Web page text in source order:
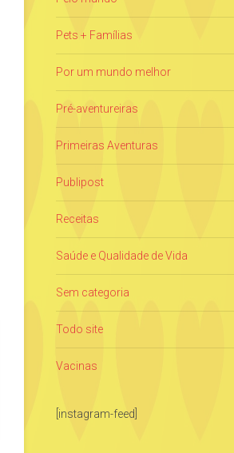
Pets + Famílias
Por um mundo melhor
Pré-aventureiras
Primeiras Aventuras
Publipost
Receitas
Saúde e Qualidade de Vida
Sem categoria
Todo site
Vacinas
[instagram-feed]